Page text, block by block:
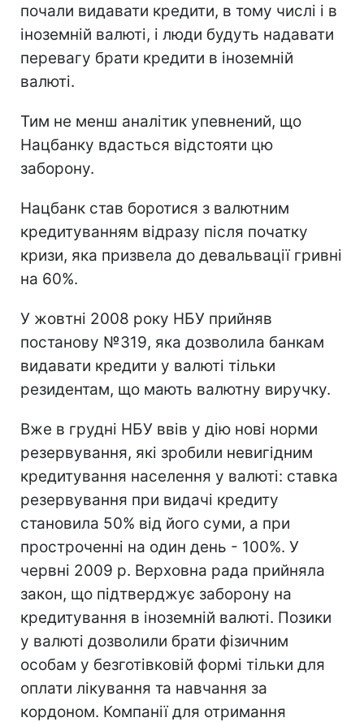
почали видавати кредити, в тому числі і в
іноземній валюті, і люди будуть надавати
перевагу брати кредити в іноземній
валюті.
Тим не менш аналітик упевнений, що
Нацбанку вдасться відстояти цю
заборону.
Нацбанк став боротися з валютним
кредитуванням відразу після початку
кризи, яка призвела до девальвації гривні
на 60%.
У жовтні 2008 року НБУ прийняв
постанову №319, яка дозволила банкам
видавати кредити у валюті тільки
резидентам, що мають валютну виручку.
Вже в грудні НБУ ввів у дію нові норми
резервування, які зробили невигідним
кредитування населення у валюті: ставка
резервування при видачі кредиту
становила 50% від його суми, а при
простроченні на один день - 100%. У
червні 2009 р. Верховна рада прийняла
закон, що підтверджує заборону на
кредитування в іноземній валюті. Позики
у валюті дозволили брати фізичним
особам у безготівковій формі тільки для
оплати лікування та навчання за
кордоном. Компанії для отримання